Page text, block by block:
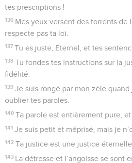
tes prescriptions !
136 Mes yeux versent des torrents de
respecte pas ta loi.
137 Tu es juste, Eternel, et tes
138 Tu fondes tes instructions sur la
fidélité.
139 Je suis rongé par mon zèle quand
oublier tes paroles.
140 Ta parole est entièrement pure, et
141 Je suis petit et méprisé, mais je
142 Ta justice est une justice
143 La détresse et l’angoisse se sont